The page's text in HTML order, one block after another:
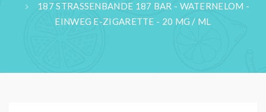
187 STRASSENBANDE 187 BAR - WATERNELOM -
EINWEG E-ZIGARETTE - 20 MG / ML